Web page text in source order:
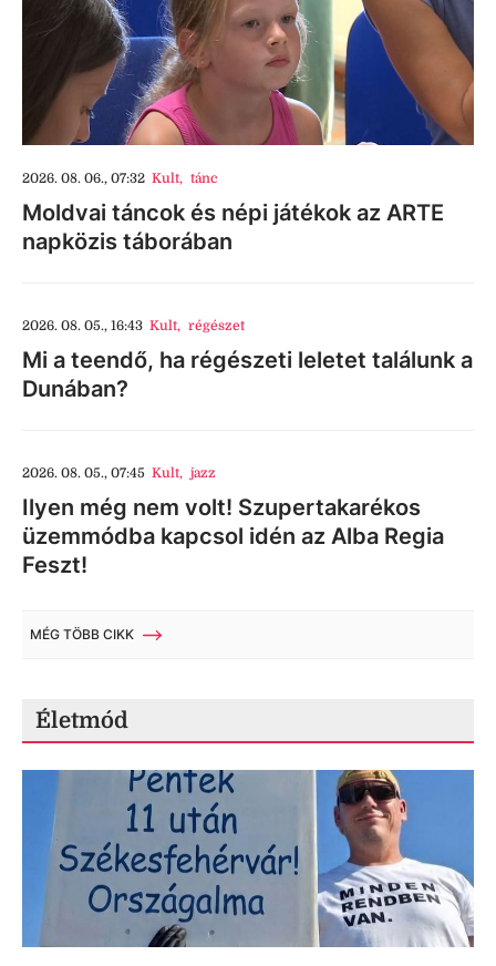
2026. 08. 06., 07:32 Kult, tánc
Moldvai táncok és népi játékok az ARTE
napközis táborában
2026. 08. 05., 16:43 Kult, régészet
Mi a teendő, ha régészeti leletet találunk a
Dunában?
2026. 08. 05., 07:45 Kult, jazz
Ilyen még nem volt! Szupertakarékos
üzemmódba kapcsol idén az Alba Regia
Feszt!
MÉG TÖBB CIKK
Életmód